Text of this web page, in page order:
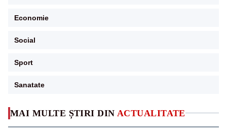
MAI MULTE ȘTIRI DIN ACTUALITATE
Economie
Social
Sport
Sanatate